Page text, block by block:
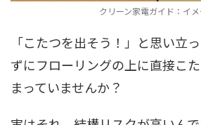
クリーン家電ガイド：イ
「こたつを出そう！」と思い立
ずにフローリングの上に直接こ
まっていませんか？